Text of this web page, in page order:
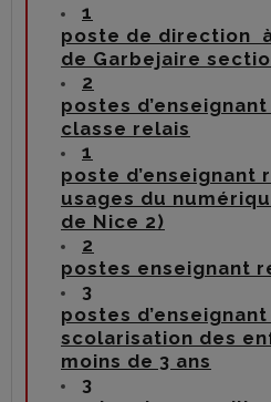
1
poste de direction
de Garbejaire
2
postes
classe relais
1
poste
usages du
de Nice 2)
2
postes enseignant
3
postes
scolarisation des
moins de 3 ans
3